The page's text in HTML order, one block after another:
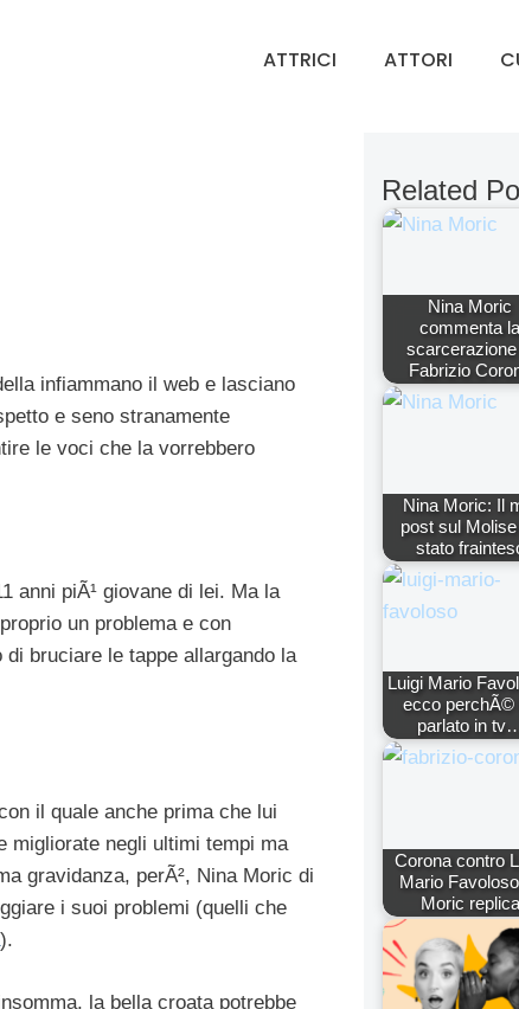
ATTRICI ATTORI
infiammano il web e lasciano
e seno stranamente
le voci che la vorrebbero
anni piÃ¹ giovane di lei. Ma la
un problema e con
bruciare le tappe allargando la
il quale anche prima che lui
migliorate negli ultimi tempi ma
gravidanza, perÃ², Nina Moric di
i suoi problemi (quelli che
).
la bella croata potrebbe
Related
Nina Moric
commenta
scarcerazione
Fabrizio
Nina Moric: Il
post sul Molise
stato
Luigi Mario
ecco perchÃ©
parlato in
Corona contro
Mario
Moric replica